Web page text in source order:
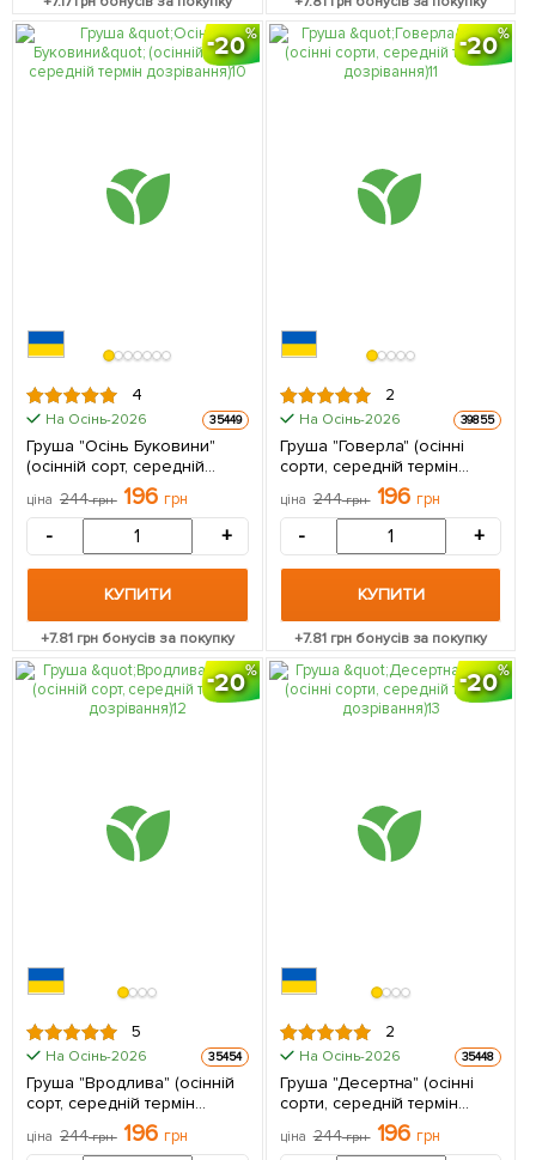
20
4
На Осінь-2026 35449
Груша "Осінь Буковини"
(осінній сорт, середній
термін дозрівання) 1
саджанець в упаковці
ціна 244грн 196 грн
- +
КУПИТИ
+7.81 грн бонусів за покупку
20
2
На Осінь-2026 39855
Груша "Говерла" (осінні
сорти, середній термін
дозрівання) 1 саджанець в
упаковці
ціна 244грн 196 грн
- +
КУПИТИ
+7.81грн бонусів за покупку
20
5
На Осінь-2026 35454
Груша "Вродлива" (осінній
сорт, середній термін
дозрівання) 1 саджанець в
упаковці
ціна 244грн 196 грн
20
2
На Осінь-2026 35448
Груша "Десертна" (осінні
сорти, середній термін
дозрівання) 1 саджанець в
упаковці
ціна 244грн 196 грн